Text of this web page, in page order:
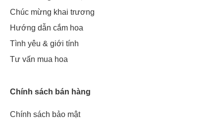
Chúc mừng khai trương
Hướng dẫn cắm hoa
Tình yêu & giới tính
Tư vấn mua hoa
Chính sách bán hàng
Chính sách bảo mật